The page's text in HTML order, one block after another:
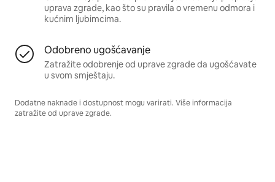
uprava zgrade, kao što su pravila o vremenu odmora i
kućnim ljubimcima.
Odobreno ugošćavanje
Zatražite odobrenje od uprave zgrade da ugošćavate
u svom smještaju.
Dodatne naknade i dostupnost mogu varirati. Više informacija
zatražite od uprave zgrade.